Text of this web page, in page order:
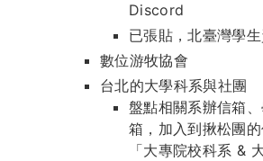
Discord
已張貼，北臺灣學
數位游牧協會
台北的大學科系與社團
盤點相關系辦信箱
箱，加入到揪松團
「大專院校科系 &